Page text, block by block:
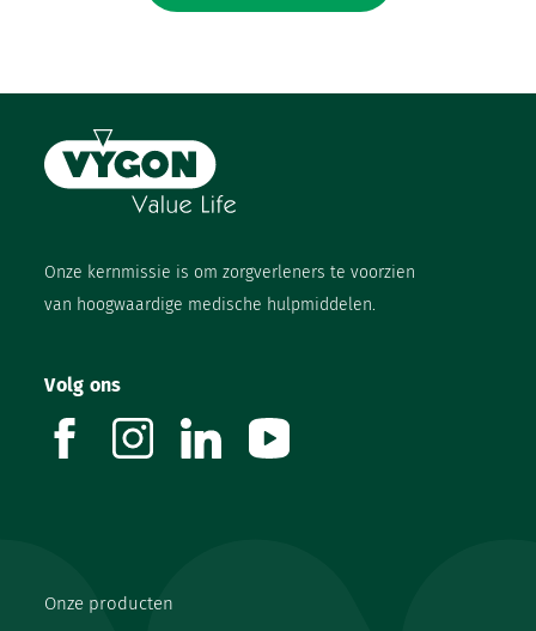
Onze kernmissie is om zorgverleners te voorzien
van hoogwaardige medische hulpmiddelen.
Onze producten
Volg ons
facebookinstagramlinkedin